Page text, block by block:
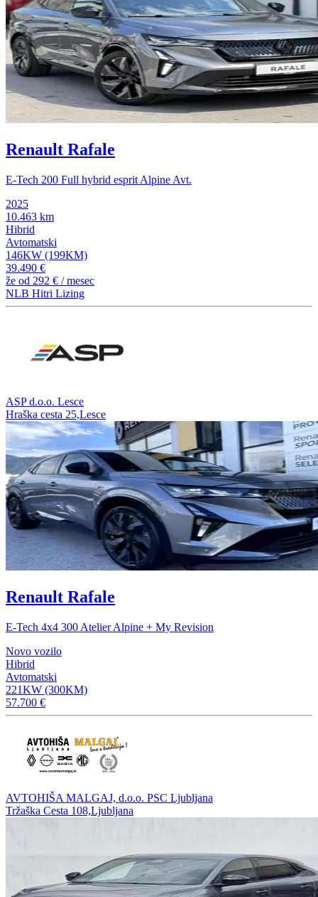
Renault Rafale
E-Tech 200 Full hybrid esprit Alpine Avt.
2025
10.463 km
Hibrid
Avtomatski
146KW (199KM)
39.490 €
že od 292 € / mesec
NLB Hitri Lizing
ASP d.o.o. Lesce
Hraška cesta 25,Lesce
Renault Rafale
E-Tech 4x4 300 Atelier Alpine + My Revision
Novo vozilo
Hibrid
Avtomatski
221KW (300KM)
57.700 €
AVTOHIŠA MALGAJ, d.o.o. PSC Ljubljana
Tržaška Cesta 108,Ljubljana